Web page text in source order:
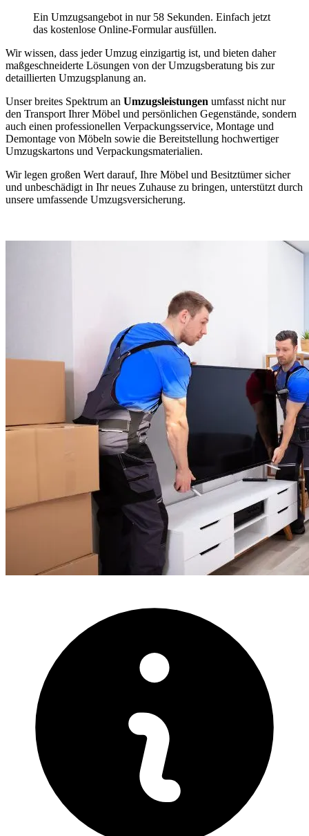
Ein Umzugsangebot in nur 58 Sekunden. Einfach jetzt
das kostenlose Online-Formular ausfüllen.
Wir wissen, dass jeder Umzug einzigartig ist, und bieten daher
maßgeschneiderte Lösungen von der Umzugsberatung bis zur
detaillierten Umzugsplanung an.
Unser breites Spektrum an Umzugsleistungen umfasst nicht nur
den Transport Ihrer Möbel und persönlichen Gegenstände, sondern
auch einen professionellen Verpackungsservice, Montage und
Demontage von Möbeln sowie die Bereitstellung hochwertiger
Umzugskartons und Verpackungsmaterialien.
Wir legen großen Wert darauf, Ihre Möbel und Besitztümer sicher
und unbeschädigt in Ihr neues Zuhause zu bringen, unterstützt durch
unsere umfassende Umzugsversicherung.